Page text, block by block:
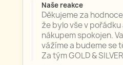
Naše reakce
Děkujeme za
že bylo vše v
nákupem spokojen.
vážíme a budeme se
Za tým GOLD &